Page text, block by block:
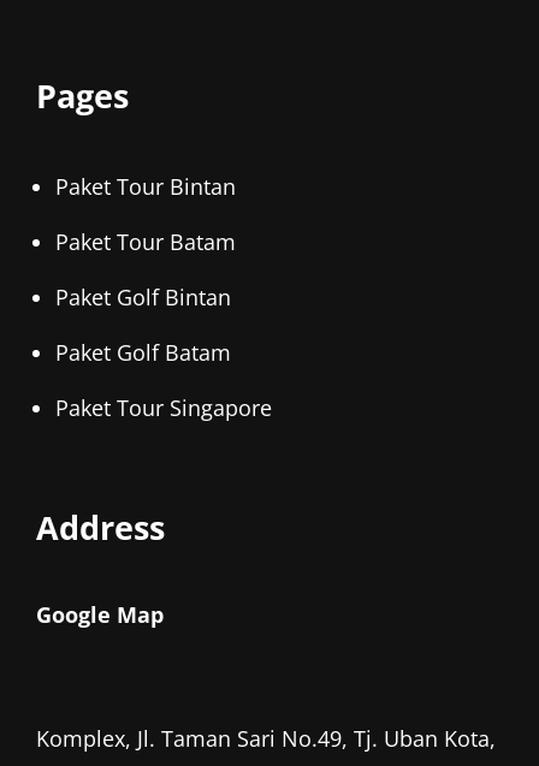
Pages
Paket Tour Bintan
Paket Tour Batam
Paket Golf Bintan
Paket Golf Batam
Paket Tour Singapore
Address
Google Map
Komplex, Jl. Taman Sari No.49, Tj. Uban Kota,